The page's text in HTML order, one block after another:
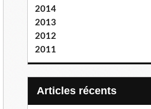
2014
2013
2012
2011
articles récents